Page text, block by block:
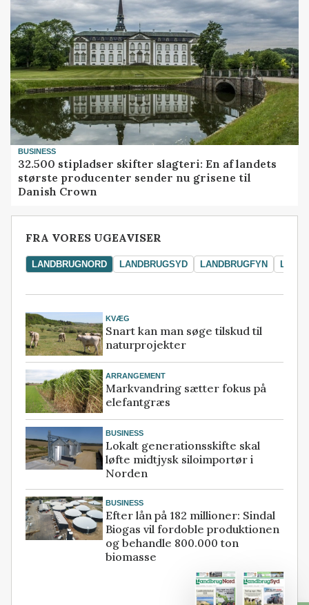
BUSINESS
32.500 stipladser skifter slagteri: En af landets
største producenter sender nu grisene til
Danish Crown
FRA VORES UGEAVISER
LANDBRUGNORD LANDBRUGSYD LANDBRUGFYN
KVÆG
Snart kan man søge tilskud til
naturprojekter
ARRANGEMENT
Markvandring sætter fokus på
elefantgræs
BUSINESS
Lokalt generationsskifte skal
løfte midtjysk siloimportør i
Norden
BUSINESS
Efter lån på 182 millioner: Sindal
Biogas vil fordoble produktionen
og behandle 800.000 ton
biomasse